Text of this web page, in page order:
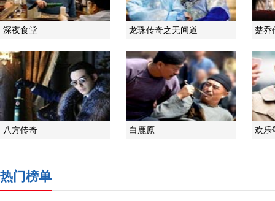
深夜食堂 龙珠传奇之无间道 楚乔
八方传奇 白鹿原 欢乐
热门榜单